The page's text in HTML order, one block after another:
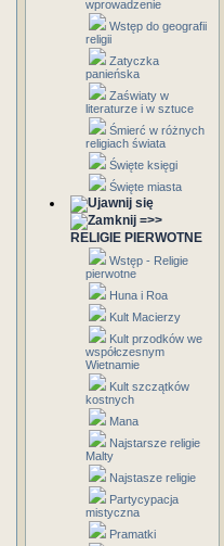
wprowadzenie
Wstęp do geografii
religii
Zatyczka
panieńska
Zaświaty w
literaturze i w sztuce
Śmierć w różnych
religiach świata
Święte księgi
Święte miasta
=>>
RELIGIE PIERWOTNE
Wstęp - Religie
pierwotne
Huna i Roa
Kult Macierzy
Kult przodków we
współczesnym
Wietnamie
Kult szczątków
kostnych
Mana
Najstarsze religie
Malty
Najstasze religie
Partycypacja
mistyczna
Pramatki